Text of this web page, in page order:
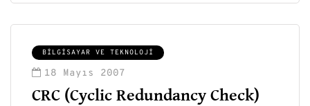
BILGISAYAR VE TEKNOLOJI
18 Mayıs 2007
CRC (Cyclic Redundancy Check)